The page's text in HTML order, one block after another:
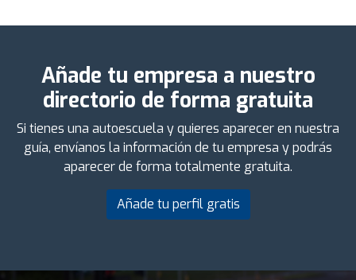
Añade tu empresa a nuestro
directorio de forma gratuita
Si tienes una autoescuela y quieres aparecer en nuestra
guía, envíanos la información de tu empresa y podrás
aparecer de forma totalmente gratuita.
Añade tu perfil gratis